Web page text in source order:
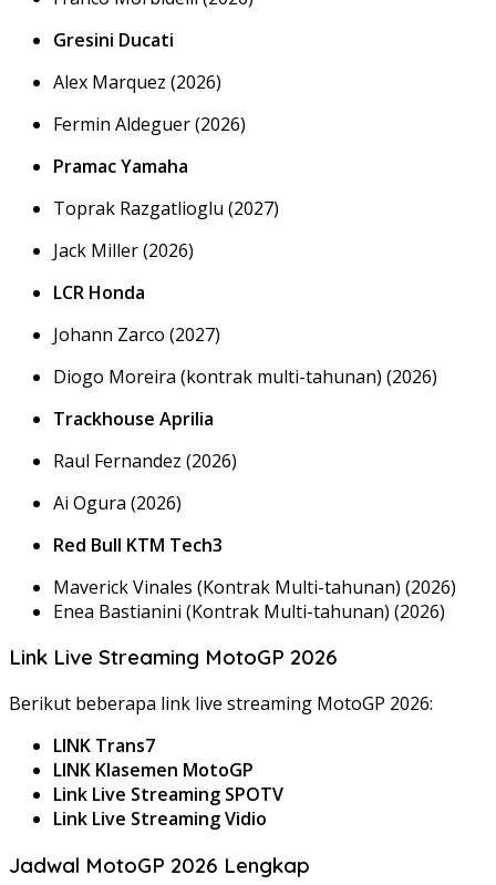
Gresini Ducati
Alex Marquez (2026)
Fermin Aldeguer (2026)
Pramac Yamaha
Toprak Razgatlioglu (2027)
Jack Miller (2026)
LCR Honda
Johann Zarco (2027)
Diogo Moreira (kontrak multi-tahunan) (2026)
Trackhouse Aprilia
Raul Fernandez (2026)
Ai Ogura (2026)
Red Bull KTM Tech3
Maverick Vinales (Kontrak Multi-tahunan) (2026)
Enea Bastianini (Kontrak Multi-tahunan) (2026)
Link Live Streaming MotoGP 2026
Berikut beberapa link live streaming MotoGP 2026:
LINK Trans7
LINK Klasemen MotoGP
Link Live Streaming SPOTV
Link Live Streaming Vidio
Jadwal MotoGP 2026 Lengkap